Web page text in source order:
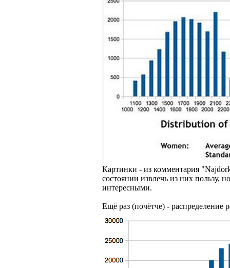
Картинки - из комментария
состоянии извлечь из них пользу,
интересными.
Ещё раз (почётче) -